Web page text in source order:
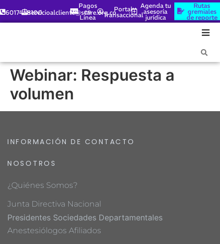
6017448100servicioalcliente@scare.org.co
Pagos
en
Línea
Portal
Transaccional
Agenda tu
asesoría
jurídica
Rutas
gremiales
de reporte
Webinar: Respuesta a
volumen
INFORMACIÓN DE CONTACTO
NOSOTROS
¿Quiénes Somos?
Junta Directiva Nacional
Presidentes Sociedades Departamentales
Anestesiólogos Afiliados